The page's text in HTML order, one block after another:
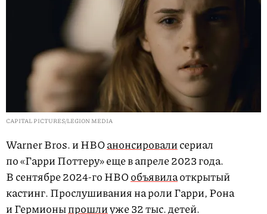
CAPITAL PICTURES/LEGION MEDIA
Warner Bros. и НВОанонсировалисериал
по «Гарри Поттеру» еще в апреле 2023 года.
В сентябре 2024-го HBOобъявилаоткрытый
кастинг. Прослушивания на роли Гарри, Рона
и Гермионыпрошлиуже 32 тыс. детей.